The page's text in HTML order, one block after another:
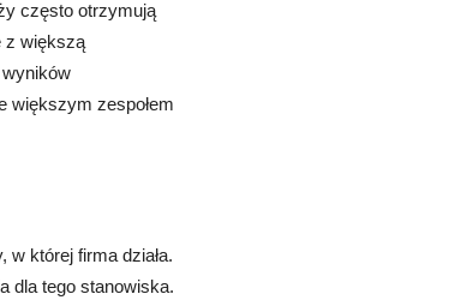
często otrzymują
z większą
większym zespołem
której firma działa.
dla tego stanowiska.